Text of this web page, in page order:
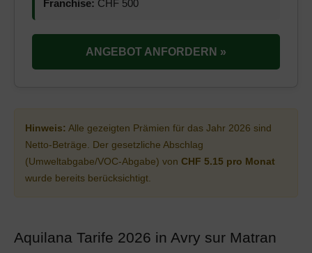
Franchise: CHF 500
ANGEBOT ANFORDERN »
Hinweis: Alle gezeigten Prämien für das Jahr 2026 sind
Netto-Beträge. Der gesetzliche Abschlag
(Umweltabgabe/VOC-Abgabe) von CHF 5.15 pro Monat
wurde bereits berücksichtigt.
Aquilana Tarife 2026 in Avry sur Matran